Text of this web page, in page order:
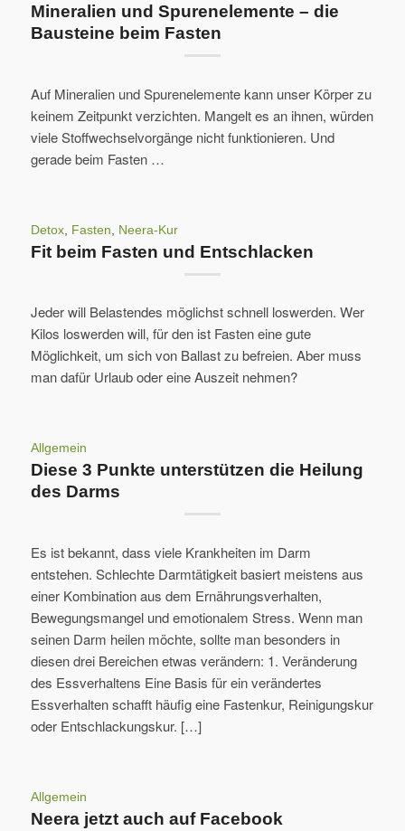
Mineralien und Spurenelemente – die
Bausteine beim Fasten
Auf Mineralien und Spurenelemente kann unser Körper zu
keinem Zeitpunkt verzichten. Mangelt es an ihnen, würden
viele Stoffwechselvorgänge nicht funktionieren. Und
gerade beim Fasten …
Detox, Fasten Neera-Kur
Fit beim Fasten und Entschlacken
Jeder will Belastendes möglichst schnell loswerden. Wer
Kilos loswerden will, für den ist Fasten eine gute
Möglichkeit, um sich von Ballast zu befreien. Aber muss
man dafür Urlaub oder eine Auszeit nehmen?
Allgemein
Diese 3 Punkte unterstützen die Heilung
des Darms
Es ist bekannt, dass viele Krankheiten im Darm
entstehen. Schlechte Darmtätigkeit basiert meistens aus
einer Kombination aus dem Ernährungsverhalten,
Bewegungsmangel und emotionalem Stress. Wenn man
seinen Darm heilen möchte, sollte man besonders in
diesen drei Bereichen etwas verändern: 1. Veränderung
des Essverhaltens Eine Basis für ein verändertes
Essverhalten schafft häufig eine Fastenkur, Reinigungskur
oder Entschlackungskur. […]
Allgemein
Neera jetzt auch auf Facebook